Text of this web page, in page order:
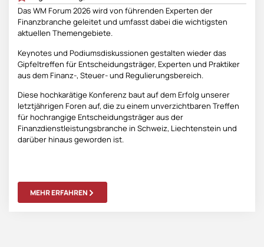
MEHR ERFAHREN
Das WM Forum 2026 wird von führenden Experten der
Finanzbranche geleitet und umfasst dabei die wichtigsten
aktuellen Themengebiete.
Keynotes und Podiumsdiskussionen gestalten wieder das
Gipfeltreffen für Entscheidungsträger, Experten und Praktiker
aus dem Finanz-, Steuer- und Regulierungsbereich.
Diese hochkarätige Konferenz baut auf dem Erfolg unserer
letztjährigen Foren auf, die zu einem unverzichtbaren Treffen
für hochrangige Entscheidungsträger aus der
Finanzdienstleistungsbranche in Schweiz, Liechtenstein und
darüber hinaus geworden ist.